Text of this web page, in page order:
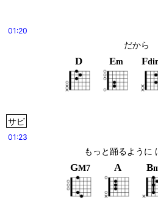
01:20
だから
D Em F
サビ
01:23
もっと踊るように
GM7 A B